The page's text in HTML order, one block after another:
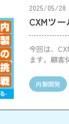
2025/05/28
CXMツ
今回は、
ます。顧客
内製開発